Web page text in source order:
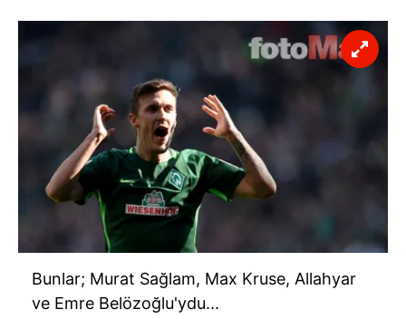
Bunlar; Murat Sağlam, Max Kruse, Allahyar
ve Emre Belözoğlu'ydu...